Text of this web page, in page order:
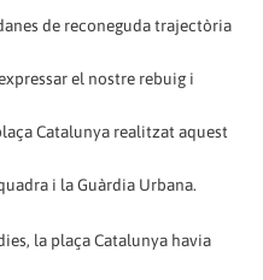
de reconeguda trajectòria
el nostre rebuig i
Catalunya realitzat aquest
i la Guàrdia Urbana.
la plaça Catalunya havia